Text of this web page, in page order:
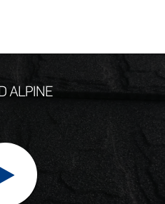
ALPINE